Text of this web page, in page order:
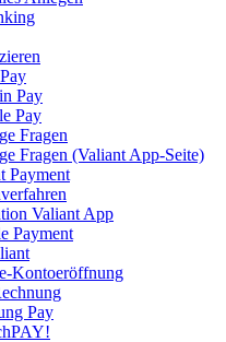
Pay
Pay
Fragen
Fragen (Valiant App-Seite)
Payment
Valiant App
Payment
Kontoeröffnung
Pay